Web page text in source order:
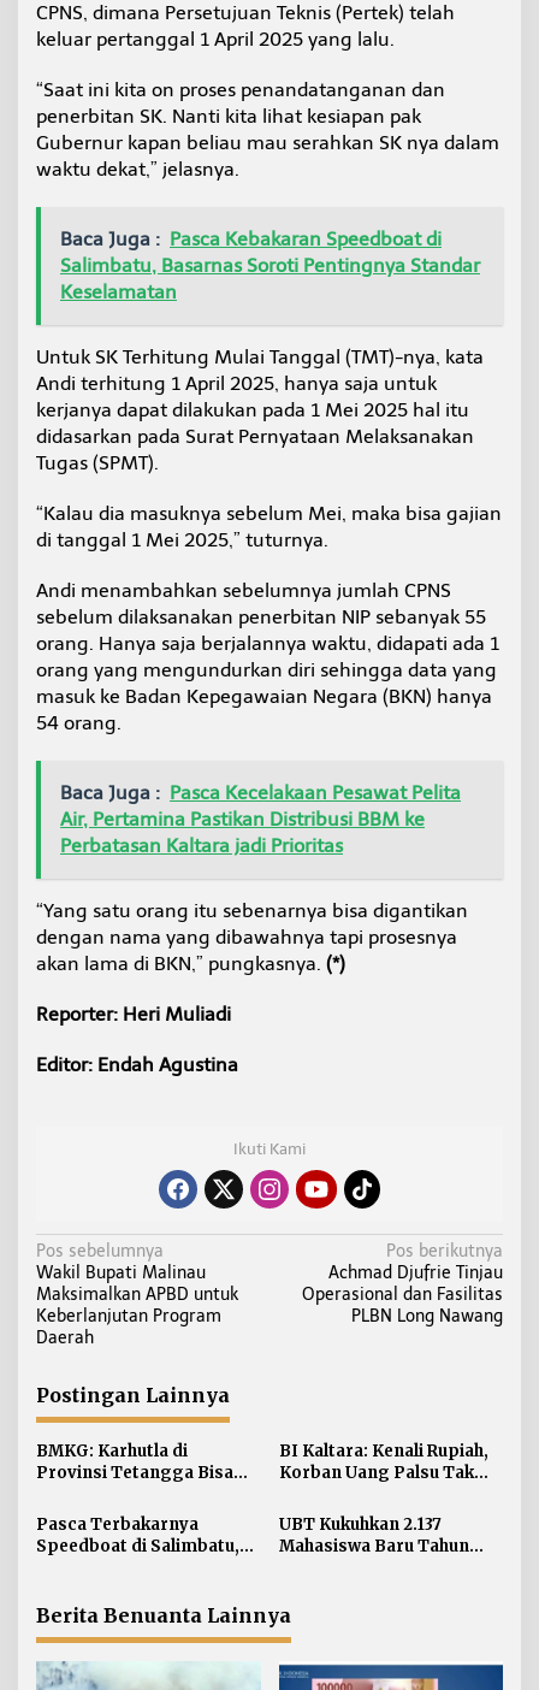
CPNS, dimana Persetujuan Teknis (Pertek) telah
keluar pertanggal 1 April 2025 yang lalu.
“Saat ini kita on proses penandatanganan dan
penerbitan SK. Nanti kita lihat kesiapan pak
Gubernur kapan beliau mau serahkan SK nya dalam
waktu dekat,” jelasnya.
Baca Juga : Pasca Kebakaran Speedboat di
Salimbatu, Basarnas Soroti Pentingnya Standar
Keselamatan
Untuk SK Terhitung Mulai Tanggal (TMT)-nya, kata
Andi terhitung 1 April 2025, hanya saja untuk
kerjanya dapat dilakukan pada 1 Mei 2025 hal itu
didasarkan pada Surat Pernyataan Melaksanakan
Tugas (SPMT).
“Kalau dia masuknya sebelum Mei, maka bisa gajian
di tanggal 1 Mei 2025,” tuturnya.
Andi menambahkan sebelumnya jumlah CPNS
sebelum dilaksanakan penerbitan NIP sebanyak 55
orang. Hanya saja berjalannya waktu, didapati ada 1
orang yang mengundurkan diri sehingga data yang
masuk ke Badan Kepegawaian Negara (BKN) hanya
54 orang.
Baca Juga : Pasca Kecelakaan Pesawat Pelita
Air, Pertamina Pastikan Distribusi BBM ke
Perbatasan Kaltara jadi Prioritas
“Yang satu orang itu sebenarnya bisa digantikan
dengan nama yang dibawahnya tapi prosesnya
akan lama di BKN,” pungkasnya. (*)
Reporter: Heri Muliadi
Editor: Endah Agustina
Ikuti Kami
N
a
v
i
a
s
i
p
o
s
Pos sebelumnya
Wakil Bupati Malinau
Maksimalkan APBD untuk
Keberlanjutan Program
Daerah
Pos berikutnya
Achmad Djufrie Tinjau
Operasional dan Fasilitas
PLBN Long Nawang
Postingan Lainnya
BMKG: Karhutla di
Provinsi Tetangga Bisa
Kaltara
BI Kaltara: Kenali Rupiah,
Korban Uang Palsu Tak
Pasca Terbakarnya
Speedboat di Salimbatu,
Awak Kapal
UBT Kukuhkan 2.137
Mahasiswa Baru Tahun
Berita Benuanta Lainnya